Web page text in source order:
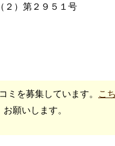
２）第２９５１号
ミを募集しています。
こ
お願いします。